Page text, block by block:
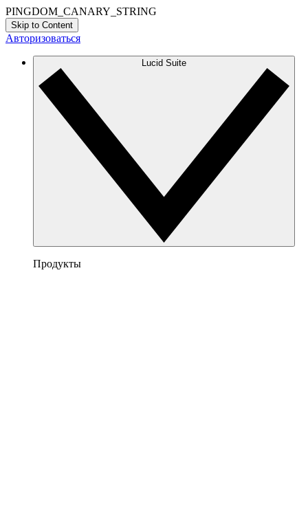
PINGDOM_CANARY_STRING
Skip to Content
Авторизоваться
Lucid Suite
Продукты